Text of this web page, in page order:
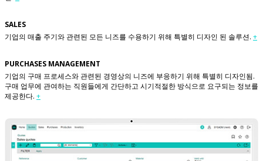
SALES
기업의 매출 주기와 관련된 모든 니즈를 수용하기 위해 특별히 디자인 된 솔루션. +
PURCHASES MANAGEMENT
기업의 구매 프로세스와 관련된 경영상의 니즈에 부응하기 위해 특별히 디자인됨.
구매 업무에 관여하는 직원들에게 간단하고 시기적절한 방식으로 요구되는 정보를
제공한다. +